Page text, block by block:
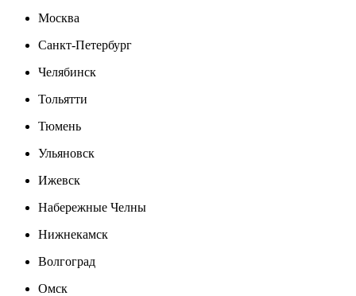
Москва
Санкт-Петербург
Челябинск
Тольятти
Тюмень
Ульяновск
Ижевск
Набережные Челны
Нижнекамск
Волгоград
Омск